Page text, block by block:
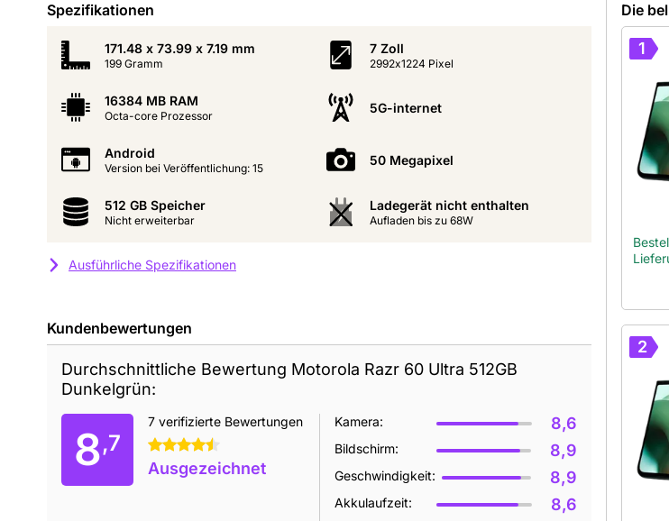
Spezifikationen
171.48 x 73.99 x 7.19 mm
199 Gramm
7 Zoll
2992x1224 Pixel
16384 MB RAM
Octa-core Prozessor
5G-internet
Android
Version bei Veröffentlichung: 15
50 Megapixel
512 GB Speicher
Nicht erweiterbar
Ladegerät nicht enthalten
Aufladen bis zu 68W
Ausführliche Spezifikationen
Kundenbewertungen
Durchschnittliche Bewertung Motorola Razr 60 Ultra 512GB
Dunkelgrün:
8,7
7 verifizierte Bewertungen
4.5 Sterne
Ausgezeichnet
Kamera: 8,6
Bildschirm: 8,9
Geschwindigkeit: 8,9
Akkulaufzeit: 8,6
Die
1
2